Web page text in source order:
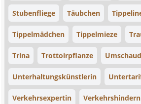
Stubenfliege Täubchen
Tippelmädchen Tippelmieze
Trina Trottoirpflanze
Unterhaltungskünstlerin
Verkehrsexpertin